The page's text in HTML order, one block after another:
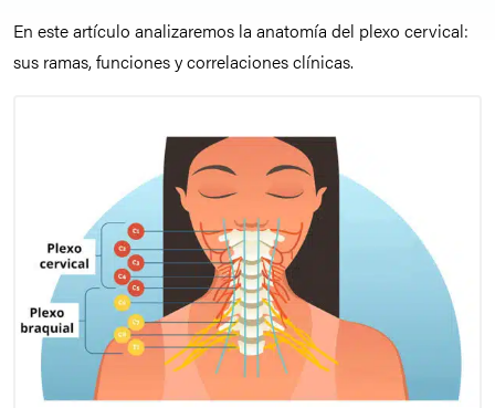
En este artículo analizaremos la anatomía del plexo cervical:
sus ramas, funciones y correlaciones clínicas.